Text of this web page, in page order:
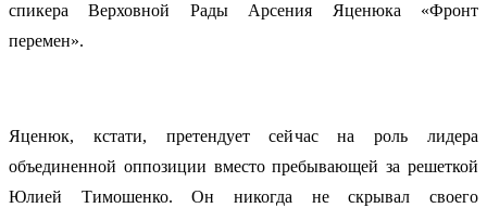
спикера Верховной Рады Арсения Яценюка «Фронт
перемен».
Яценюк, кстати, претендует сейчас на роль лидера
объединенной оппозиции вместо пребывающей за решеткой
Юлией Тимошенко. Он никогда не скрывал своего